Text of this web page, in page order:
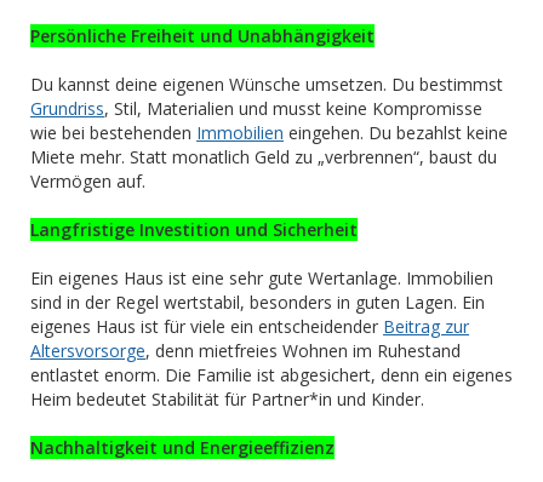
Persönliche Freiheit und Unabhängigkeit
Du kannst deine eigenen Wünsche umsetzen. Du bestimmst
Grundriss, Stil, Materialien und musst keine Kompromisse
wie bei bestehenden Immobilien eingehen. Du bezahlst keine
Miete mehr. Statt monatlich Geld zu „verbrennen“, baust du
Vermögen auf.
Langfristige Investition und Sicherheit
Ein eigenes Haus ist eine sehr gute Wertanlage. Immobilien
sind in der Regel wertstabil, besonders in guten Lagen. Ein
eigenes Haus ist für viele ein entscheidender Beitrag zur
Altersvorsorge, denn mietfreies Wohnen im Ruhestand
entlastet enorm. Die Familie ist abgesichert, denn ein eigenes
Heim bedeutet Stabilität für Partner*in und Kinder.
Nachhaltigkeit und Energieeffizienz